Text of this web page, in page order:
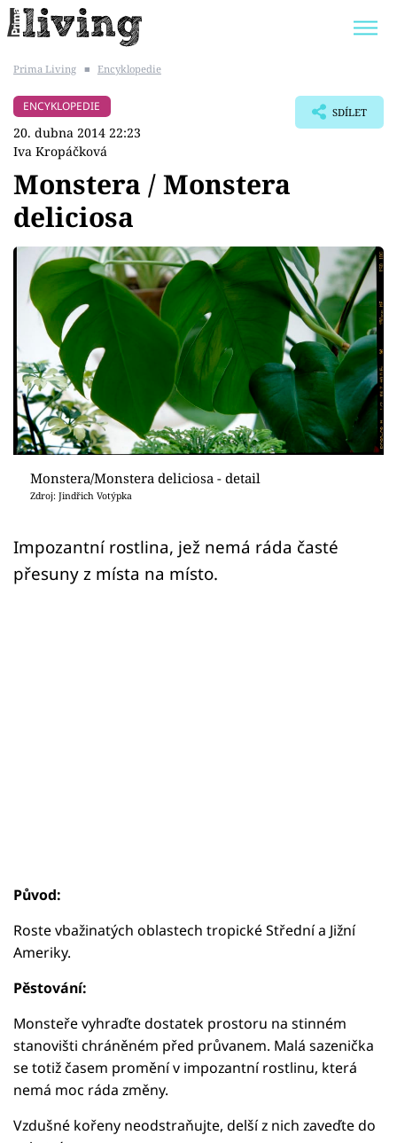
BYDLENÍ SLAVNÝCH
Témata
Bydlení
Zahrada
Design
Sledujte prima+
Přihlášení
Prima Living ■ Encyklopedie
ENCYKLOPEDIE
20. dubna 2014 22:23
Iva Kropáčková
SDÍLET
Monstera / Monstera
deliciosa
Monstera/Monstera deliciosa - detail
Zdroj: Jindřich Votýpka
Impozantní rostlina, jež nemá ráda časté
přesuny z místa na místo.
Původ:
Roste vbažinatých oblastech tropické Střední a Jižní
Ameriky.
Pěstování:
Monsteře vyhraďte dostatek prostoru na stinném
stanovišti chráněném před průvanem. Malá sazenička
se totiž časem promění v impozantní rostlinu, která
nemá moc ráda změny.
Vzdušné kořeny neodstraňujte, delší z nich zaveďte do